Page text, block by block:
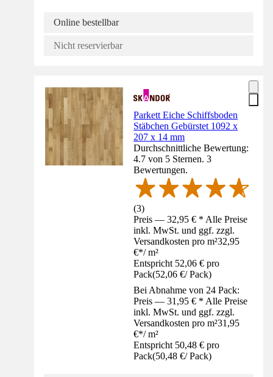
Online bestellbar
Nicht reservierbar
Parkett Eiche Schiffsboden
Stäbchen Gebürstet 1092 x
207 x 14 mm
Durchschnittliche Bewertung:
4.7 von 5 Sternen. 3
Bewertungen.
(3)
Preis — 32,95 € * Alle Preise
inkl. MwSt. und ggf. zzgl.
Versandkosten pro m²32,95
€*/ m²
Entspricht 52,06 € pro
Pack(52,06 €/ Pack)
Bei Abnahme von 24 Pack:
Preis — 31,95 € * Alle Preise
inkl. MwSt. und ggf. zzgl.
Versandkosten pro m²31,95
€*/ m²
Entspricht 50,48 € pro
Pack(50,48 €/ Pack)